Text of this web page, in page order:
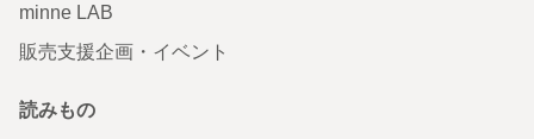
minne LAB
販売支援企画・イベント
読みもの